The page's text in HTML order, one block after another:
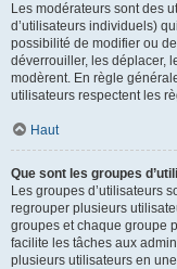
Les modérateurs sont des
d’utilisateurs individuels)
possibilité de modifier ou
déverrouiller, les déplacer,
modèrent. En règle
utilisateurs respectent les
Haut
Que sont les groupes
Les groupes d’utilisateurs
regrouper plusieurs
groupes et chaque groupe
facilite les tâches aux
plusieurs utilisateurs en